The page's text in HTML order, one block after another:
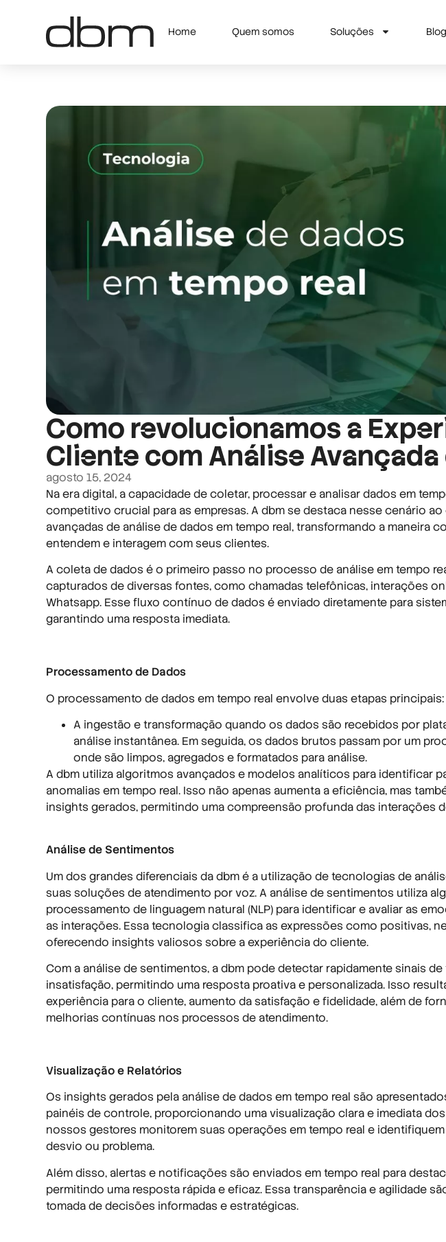
Home Quem somos Soluções Blog
Como revolucionamos a
Cliente com Análise Avançada
agosto 15, 2024
Na era digital, a capacidade de coletar, processar e analisar dados em
competitivo crucial para as empresas. A dbm se destaca nesse cenário
avançadas de análise de dados em tempo real, transformando a maneira
entendem e interagem com seus clientes.
A coleta de dados é o primeiro passo no processo de análise em tempo
capturados de diversas fontes, como chamadas telefônicas, interações
Whatsapp. Esse fluxo contínuo de dados é enviado diretamente para
garantindo uma resposta imediata.
Processamento de Dados
O processamento de dados em tempo real envolve duas etapas principais:
A ingestão e transformação quando os dados são recebidos por
análise instantânea. Em seguida, os dados brutos passam por um
onde são limpos, agregados e formatados para análise.
A dbm utiliza algoritmos avançados e modelos analíticos para identificar
anomalias em tempo real. Isso não apenas aumenta a eficiência, mas
insights gerados, permitindo uma compreensão profunda das interações
Análise de Sentimentos
Um dos grandes diferenciais da dbm é a utilização de tecnologias de
suas soluções de atendimento por voz. A análise de sentimentos utiliza
processamento de linguagem natural (NLP) para identificar e avaliar as
as interações. Essa tecnologia classifica as expressões como positivas,
oferecendo insights valiosos sobre a experiência do cliente.
Com a análise de sentimentos, a dbm pode detectar rapidamente sinais
insatisfação, permitindo uma resposta proativa e personalizada. Isso
experiência para o cliente, aumento da satisfação e fidelidade, além de
melhorias contínuas nos processos de atendimento.
Visualização e Relatórios
Os insights gerados pela análise de dados em tempo real são
painéis de controle, proporcionando uma visualização clara e imediata
nossos gestores monitorem suas operações em tempo real e
desvio ou problema.
Além disso, alertas e notificações são enviados em tempo real para
permitindo uma resposta rápida e eficaz. Essa transparência e agilidade
tomada de decisões informadas e estratégicas.